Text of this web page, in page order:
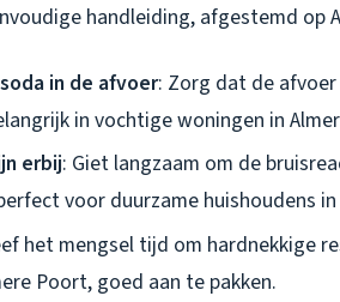
handleiding, afgestemd op
in de afvoer: Zorg dat de
in vochtige woningen in
erbij: Giet langzaam om de
voor duurzame huishoudens in
het mengsel tijd om hardnekkige
Poort, goed aan te pakken.